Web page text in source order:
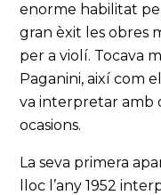
enorme habilitat
gran èxit les obres
per a violí. Tocava
Paganini, així com
va interpretar amb
ocasions.
La seva primera
lloc l’any 1952